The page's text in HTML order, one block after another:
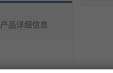
产品详细信息